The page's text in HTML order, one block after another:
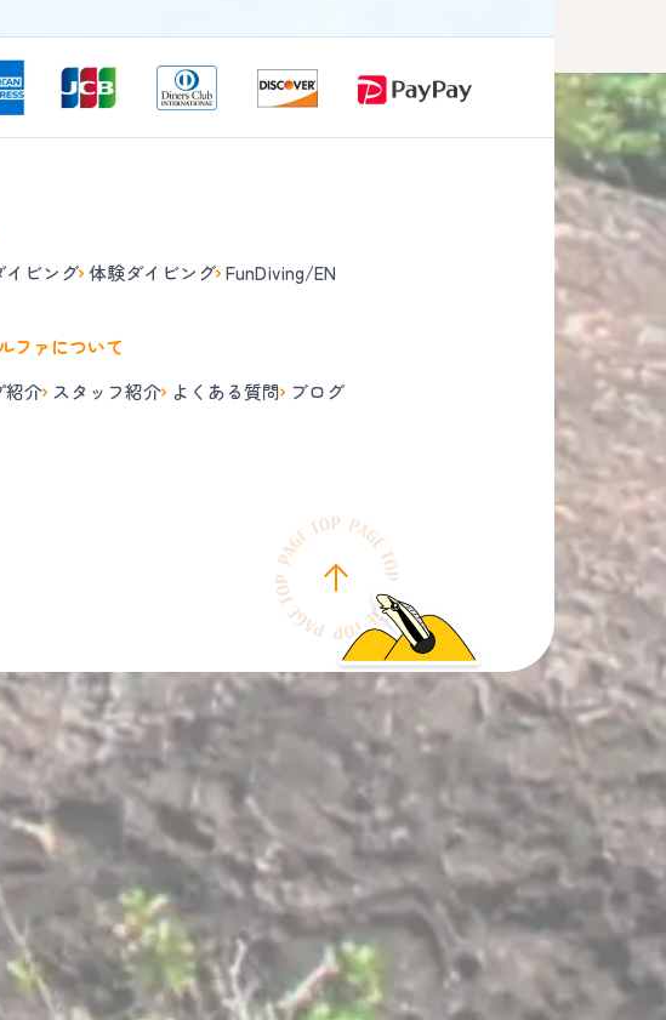
イビング 体験ダイビング FunDiving/EN
ファについて
紹介 スタッフ紹介 よくある質問 ブログ